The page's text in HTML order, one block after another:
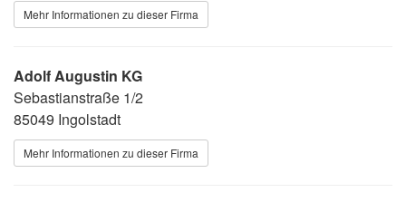
Mehr Informationen zu dieser Firma
Adolf Augustin KG
Sebastianstraße 1/2
85049 Ingolstadt
Mehr Informationen zu dieser Firma